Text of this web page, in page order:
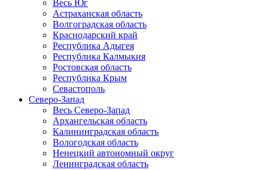
Весь Юг
Астраханская область
Волгоградская область
Краснодарский край
Республика Адыгея
Республика Калмыкия
Ростовская область
Республика Крым
Севастополь
Северо-Запад
Весь Северо-Запад
Архангельская область
Калининградская область
Вологодская область
Ненецкий автономный округ
Ленинградская область